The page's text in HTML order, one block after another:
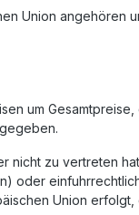
Union angehören
um
nicht zu vertreten
oder
Union